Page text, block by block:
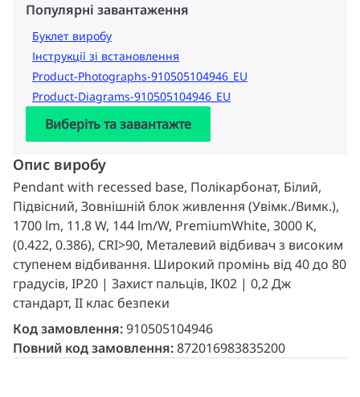
Популярні завантаження
Буклет виробу
Інструкції зі встановлення
Product-Photographs-910505104946_EU
Product-Diagrams-910505104946_EU
Виберіть та завантажте
Опис виробу
Pendant with recessed base, Полікарбонат, Білий,
Підвісний, Зовнішній блок живлення (Увімк./Вимк.),
1700 lm, 11.8 W, 144 lm/W, PremiumWhite, 3000 K,
(0.422, 0.386), CRI>90, Металевий відбивач з високим
ступенем відбивання. Широкий промінь від 40 до 80
градусів, IP20 | Захист пальців, IK02 | 0,2 Дж
стандарт, II клас безпеки
Код замовлення:910505104946
Повний код замовлення:872016983835200